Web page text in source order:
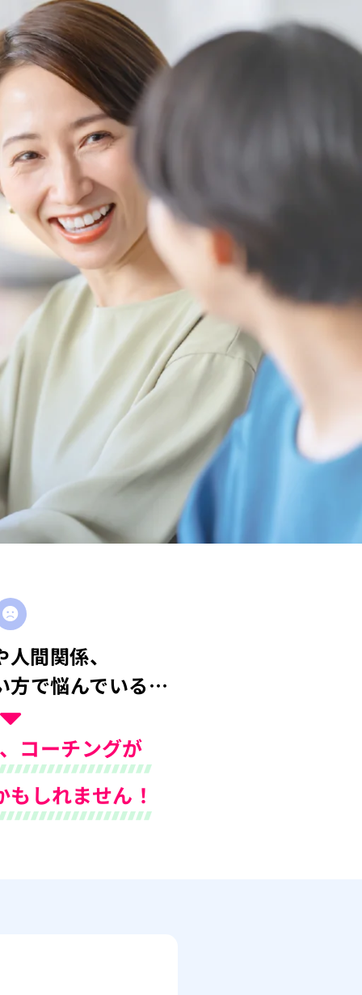
間関係、
方で悩んでいる…
コーチングが
しれません！